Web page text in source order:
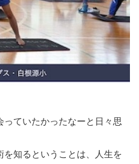
ていたかったなーと日々思
を知るということは、人生を